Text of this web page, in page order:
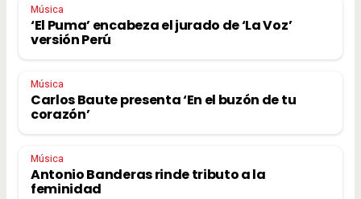
Música
‘El Puma’ encabeza el jurado de ‘La Voz’
versión Perú
Música
Carlos Baute presenta ‘En el buzón de tu
corazón’
Música
Antonio Banderas rinde tributo a la
feminidad